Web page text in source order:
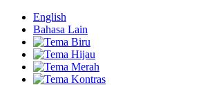
English
Bahasa Lain